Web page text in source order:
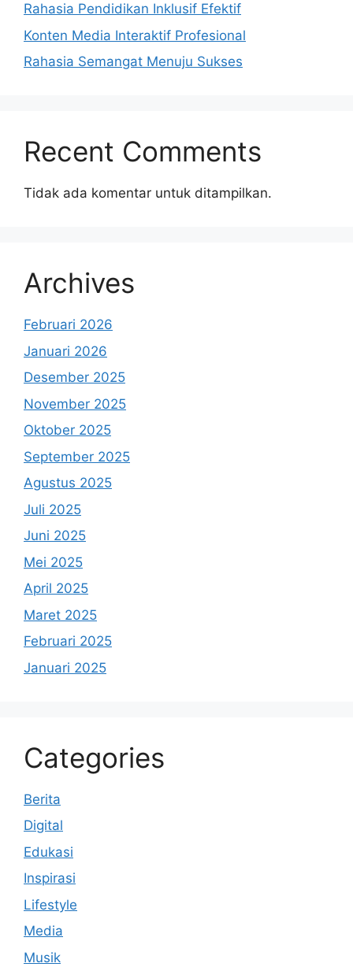
Rahasia Pendidikan Inklusif Efektif
Konten Media Interaktif Profesional
Rahasia Semangat Menuju Sukses
Recent Comments
Tidak ada komentar untuk ditampilkan.
Archives
Februari 2026
Januari 2026
Desember 2025
November 2025
Oktober 2025
September 2025
Agustus 2025
Juli 2025
Juni 2025
Mei 2025
April 2025
Maret 2025
Februari 2025
Januari 2025
Categories
Berita
Digital
Edukasi
Inspirasi
Lifestyle
Media
Musik